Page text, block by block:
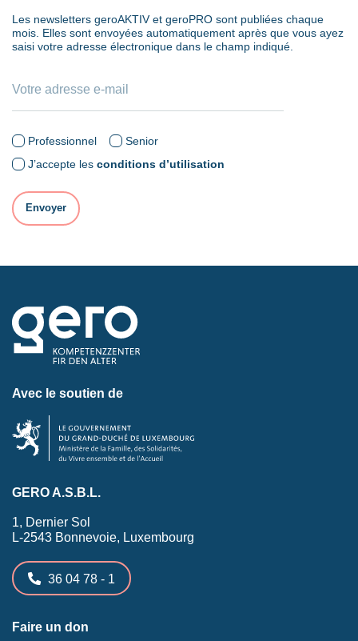
Les newsletters geroAKTIV et geroPRO sont publiées chaque
mois. Elles sont envoyées automatiquement après que vous ayez
saisi votre adresse électronique dans le champ indiqué.
Professionnel
Senior
J’accepte les conditions d’utilisation
Avec le soutien de
GERO A.S.B.L.
1, Dernier Sol
L-2543 Bonnevoie, Luxembourg
36 04 78 - 1
Faire un don